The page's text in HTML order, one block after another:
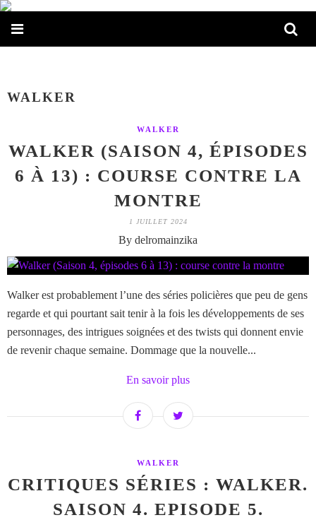
WALKER
WALKER
WALKER (SAISON 4, ÉPISODES
6 À 13) : COURSE CONTRE LA
MONTRE
1 JUILLET 2024
By delromainzika
Walker est probablement l’une des séries policières que peu de gens
regarde et qui pourtant sait tenir à la fois les développements de ses
personnages, des intrigues soignées et des twists qui donnent envie
de revenir chaque semaine. Dommage que la nouvelle...
En savoir plus
WALKER
CRITIQUES SÉRIES : WALKER.
SAISON 4. EPISODE 5.